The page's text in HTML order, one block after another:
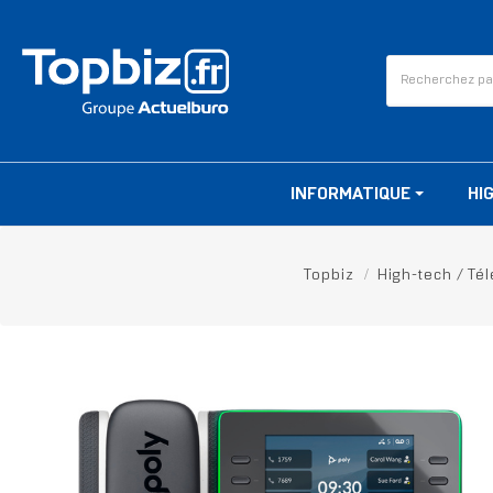
INFORMATIQUE
Topbiz High-tech /